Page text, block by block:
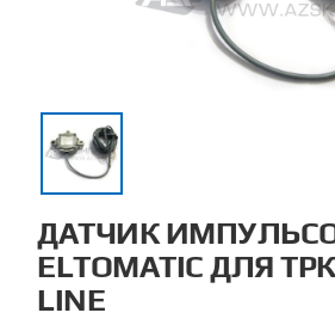
ДАТЧИК
ELTOMATIC ДЛЯ
LINE